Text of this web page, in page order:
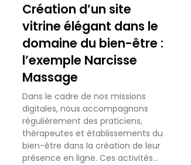
Création d’un site
vitrine élégant dans le
domaine du bien-être :
l’exemple Narcisse
Massage
Dans le cadre de nos missions
digitales, nous accompagnons
régulièrement des praticiens,
thérapeutes et établissements du
bien-être dans la création de leur
présence en ligne. Ces activités...